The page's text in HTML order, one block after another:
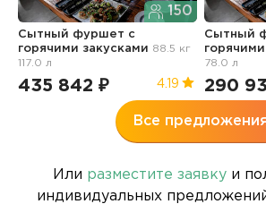
150
Сытный фуршет с
горячими закусками 88.5 кг
117.0 л
435 842 ₽ 4.19
Сытный
78.0 л
290
Все
Или разместите заявкуи
индивидуальных